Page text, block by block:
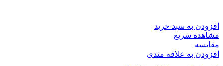
افزودن به سبد خرید
مشاهده سریع
مقایسه
افزودن به علاقه مندی